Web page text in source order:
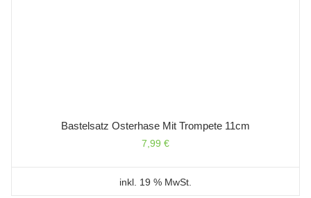
Bastelsatz Osterhase Mit Trompete 11cm
7,99 €
inkl. 19 % MwSt.